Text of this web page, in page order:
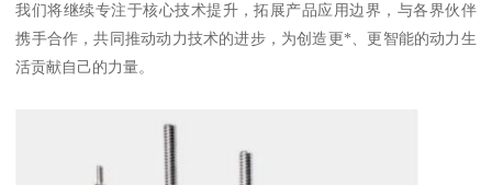
我们将继续专注于核心技术提升，拓展产品应用边界，与各界伙伴
携手合作，共同推动动力技术的进步，为创造更*、更智能的动力生
活贡献自己的力量。